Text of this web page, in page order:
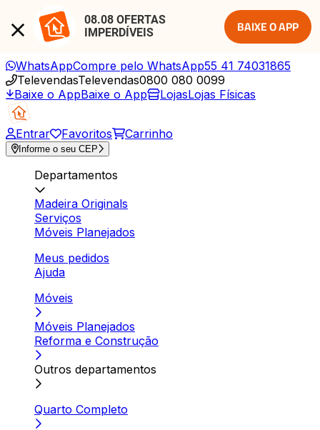
08.08 OFERTAS
IMPERDÍVEIS
BAIXE O APP
WhatsAppCompre pelo WhatsApp55 41 74031865
TelevendasTelevendas0800 080 0099
Baixe o AppBaixe o App LojasLojas Físicas
Entrar Favoritos Carrinho
Informe o seu CEP
Departamentos
Madeira Originals
Serviços
Móveis Planejados
Meus pedidos
Ajuda
Móveis
Móveis Planejados
Reforma e Construção
Outros departamentos
Quarto Completo